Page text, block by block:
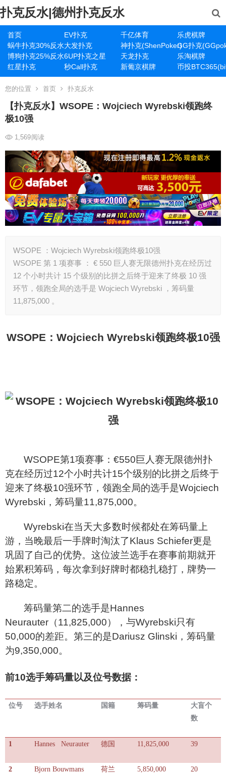
扑克反水|德州扑克反水
首页 EV扑克 千亿体育
乐虎棋牌
蜗牛扑克30%反水大发扑克 神扑克(ShenPoker)GG扑克
博狗扑克25%反水6UP扑克之星 天龙扑克
乐淘棋牌
红星扑克
秒Call扑克 新葡京棋牌 币投
您的位置 首页 扑克反水
【扑克反水】WSOPE：Wojciech Wyrebski领跑终
极10强
1,569阅读
WSOPE ：Wojciech Wyrebski领跑终极10强
WSOPE 第 1 项赛事 ： € 550 巨人赛无限德州扑克在经历过
12 个小时共计 15 个级别的比拼之后终于迎来了终极 10 强
环节，领跑全局的选手是 Wojciech Wyrebski ，筹码量
11,875,000 。
WSOPE：Wojciech Wyrebski领跑终极10强
WSOPE第1项赛事 ： €550巨人赛无限德州扑
克在经历过12个小时共计15个级别的比拼之后终于
迎来了终极10强环节，领跑全局的选手是Wojciech
Wyrebski ，筹码量11,875,000。
Wyrebski在当天大多数时候都处在筹码量上
游，当晚最后一手牌时淘汰了Klaus Schiefer更是
巩固了自己的优势。这位波兰选手在赛事前期就开
始累积筹码，每次拿到好牌时都稳扎稳打，牌势一
路稳定。
筹码量第二的选手是Hannes
Neurauter （11,825,000），与Wyrebski只有
50,000的差距。第三的是Dariusz Glinski ，筹码量
为9,350,000。
前10选手筹码量以及位号数据：
位号 选手姓名 国籍 筹码量
大盲个
数
1 Hannes Neurauter 德国 11,825,000 39
2 Bjorn Bouwmans 荷兰 5,850,000 20